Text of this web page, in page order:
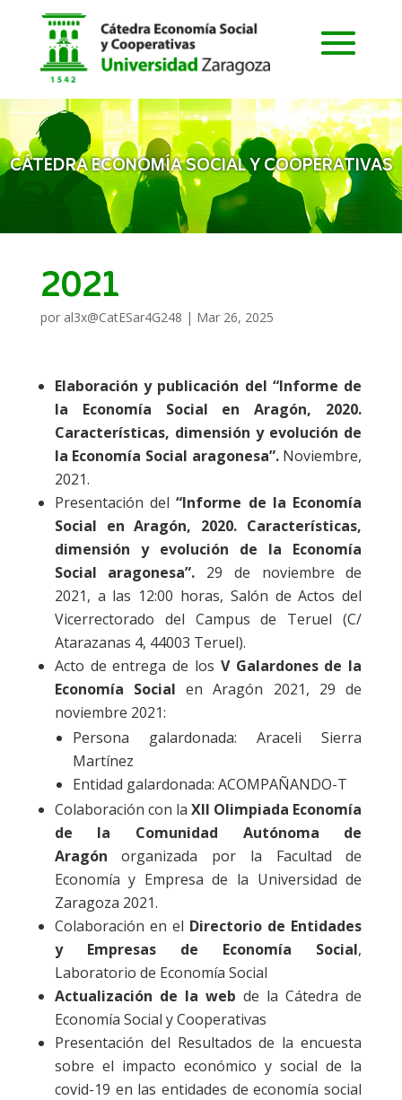
CÁTEDRA ECONOMÍA SOCIAL Y COOPERATIVAS
2021
por al3x@CatESar4G248 | Mar 26, 2025
Elaboración y publicación del “Informe de
la Economía Social en Aragón, 2020.
Características, dimensión y evolución de
la Economía Social aragonesa”.Noviembre,
2021.
Presentación del“Informe de la Economía
Social en Aragón, 2020. Características,
dimensión y evolución de la Economía
Social aragonesa”. 29 de noviembre de
2021, a las 12:00 horas, Salón de Actos del
Vicerrectorado del Campus de Teruel (C/
Atarazanas 4, 44003 Teruel).
Acto de entrega de los V Galardones de la
Economía Social en Aragón 2021, 29 de
noviembre 2021:
Persona galardonada: Araceli Sierra
Martínez
Entidad galardonada: ACOMPAÑANDO-T
Colaboración con laXII Olimpiada Economía
de la Comunidad Autónoma de
Aragónorganizada por la Facultad de
Economía y Empresa de la Universidad de
Zaragoza 2021.
Colaboración en el Directorio de Entidades
y Empresas de Economía Social,
Laboratorio de Economía Social
Actualización de la webde la Cátedra de
Economía Social y Cooperativas
Presentación del Resultados de la encuesta
sobre el impacto económico y social de la
covid-19 en las entidades de economía social